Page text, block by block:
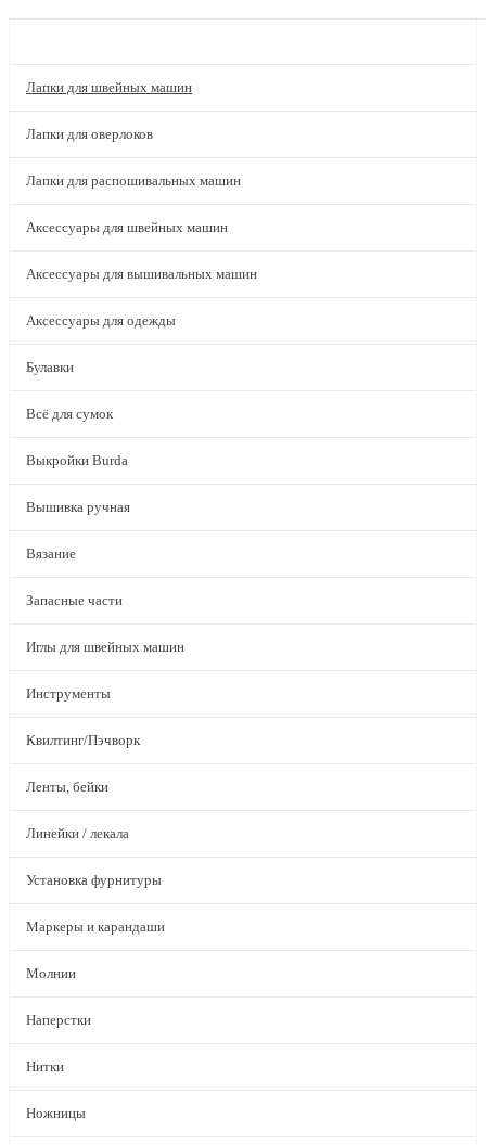
Лапки для швейных машин
Лапки для оверлоков
Лапки для распошивальных машин
Аксессуары для швейных машин
Аксессуары для вышивальных машин
Аксессуары для одежды
Булавки
Всё для сумок
Выкройки Burda
Вышивка ручная
Вязание
Запасные части
Иглы для швейных машин
Инструменты
Квилтинг/Пэчворк
Ленты, бейки
Линейки / лекала
Установка фурнитуры
Маркеры и карандаши
Молнии
Наперстки
Нитки
Ножницы